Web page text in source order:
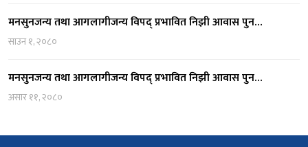
मनसुनजन्य तथा आगलागीजन्य विपद् प्रभावित निझी आवास पुन…
साउन १, २०८०
मनसुनजन्य तथा आगलागीजन्य विपद् प्रभावित निझी आवास पुन…
असार ११, २०८०